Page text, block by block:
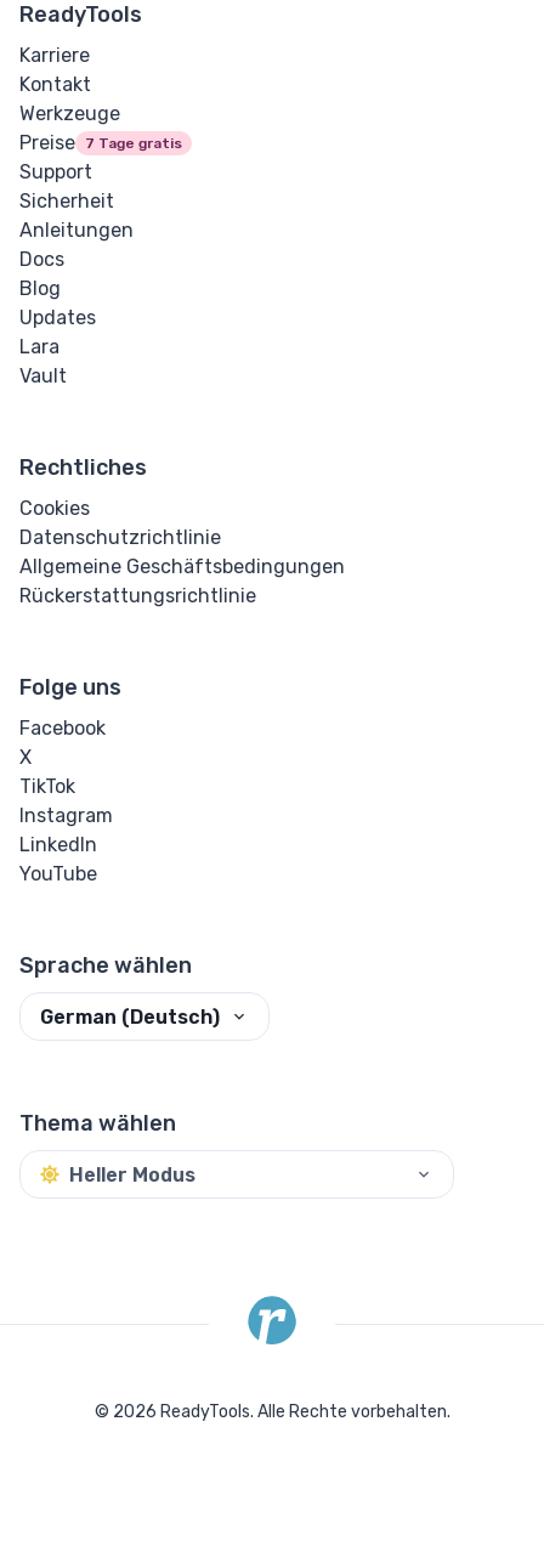
ReadyTools
Karriere
Kontakt
Werkzeuge
Preise
7 Tage gratis
Support
Sicherheit
Anleitungen
Docs
Blog
Updates
Lara
Vault
Rechtliches
Cookies
Datenschutzrichtlinie
Allgemeine Geschäftsbedingungen
Rückerstattungsrichtlinie
Folge uns
Facebook
X
TikTok
Instagram
LinkedIn
YouTube
Sprache wählen
German (Deutsch)
Thema wählen
Heller Modus
© 2026 ReadyTools. Alle Rechte vorbehalten.